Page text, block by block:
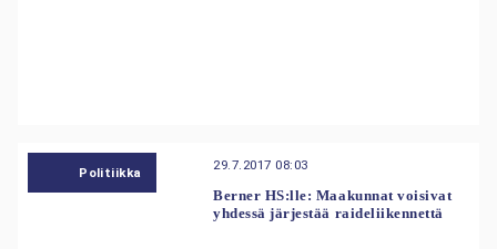
Politiikka 29.7.2017 08:03
Berner HS:lle: Maakunnat voisivat
yhdessä järjestää raideliikennettä